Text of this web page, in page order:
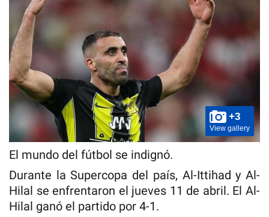
+3
View gallery
El mundo del fútbol se indignó.
Durante la Supercopa del país, Al-Ittihad y Al-
Hilal se enfrentaron el jueves 11 de abril. El Al-
Hilal ganó el partido por 4-1.